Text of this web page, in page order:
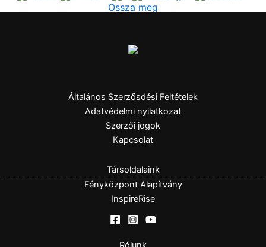
Ossza meg
Általános Szerzősdési Feltételek
Adatvédelmi nyilatkozat
Szerzői jogok
Kapcsolat
Társoldalaink
Fényközpont Alapítvány
InspireRise